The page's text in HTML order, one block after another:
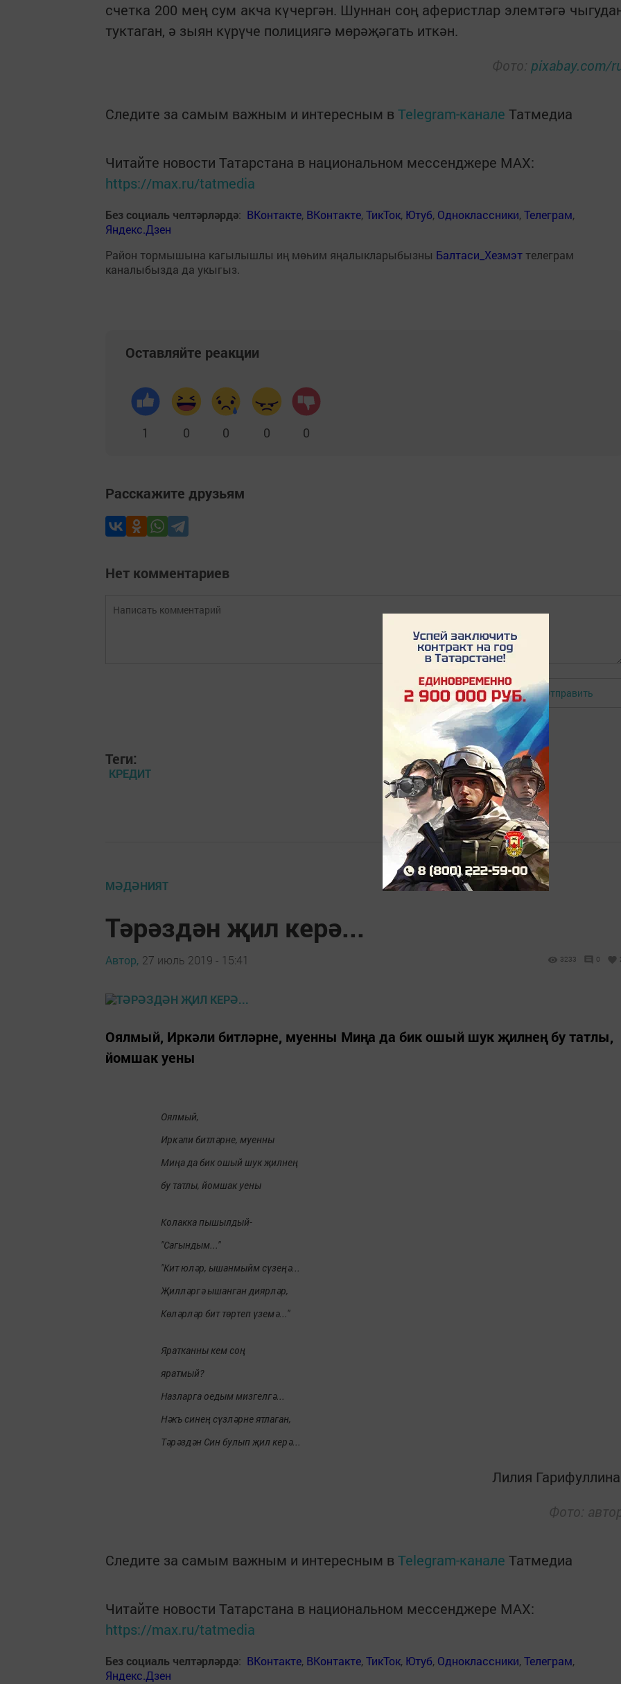
счетка 200 мең сум акча күчергән. Шуннан соң аферистлар элемтәгә
туктаган, ә зыян күрүче полициягә мөрәҗәгать иткән.
Фото: pixabay.com/
Следите за самым важным и интересным в Telegram-канале Татмедиа
Читайте новости Татарстана в национальном мессенджере MАХ:
https://max.ru/tatmedia
Без социаль челтәрләрдә: ВКонтакте, ВКонтакте,ТикТок, Ютуб, Одноклассники,Телеграм,
Яндекс.Дзен
Район тормышына кагылышлы иң мөһим яңалыкларыбызны Балтаси_Хезмэт телеграм
каналыбызда да укыгыз.
Оставляйте реакции
1 0 0 0 0
Расскажите друзьям
Нет комментариев
Авторизоваться Отправить
Теги:
КРЕДИТ
МӘДӘНИЯТ
Тәрәздән җил керә...
Автор, 27 июль 2019 - 15:41 3233 0
Оялмый, Иркәли битләрне, муенны Миңа да бик ошый шук җилнең бу татлы,
йомшак уены
Оялмый,
Иркәли битләрне, муенны
Миңа да бик ошый шук җилнең
бу татлы, йомшак уены
Колакка пышылдый-
"Сагындым..."
"Кит юләр, ышанмыйм сүзеңә...
Җилләргә ышанган диярләр,
Көләрләр бит төртеп үземә..."
Яратканны кем соң
яратмый?
Назларга оедым мизгелгә...
Нәкъ синең сүзләрне ятлаган,
Тәрәздән Син булып җил керә...
Лилия
Фото:
Следите за самым важным и интересным в Telegram-канале Татмедиа
Читайте новости Татарстана в национальном мессенджере MАХ:
https://max.ru/tatmedia
Без социаль челтәрләрдә: ВКонтакте, ВКонтакте,ТикТок, Ютуб, Одноклассники,Телеграм,
Яндекс.Дзен